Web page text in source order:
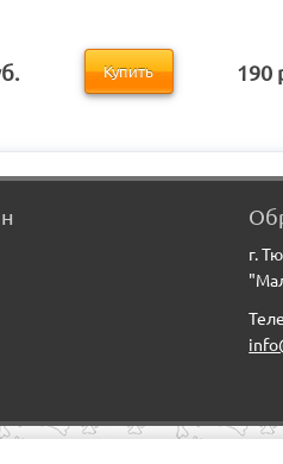
Купить 190
г.